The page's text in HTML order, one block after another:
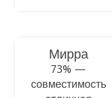
Мирра
73% —
совместимость